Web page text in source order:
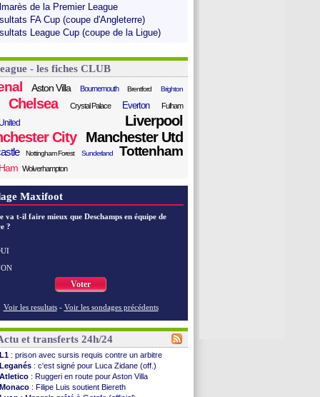
de la Premier League
FA Cup (coupe d'Angleterre)
League Cup (coupe de la Ligue)
- les fiches CLUB
Aston Villa Bournemouth Brentford Brighton
Chelsea Crystal Palace Everton Fulham
Liverpool
City
Manchester Utd
Nottingham Forest Sunderland Tottenham
Wolverhampton
Maxifoot
va t-il faire mieux que Deschamps en équipe de
?
Voter
Voir les resultats - Voir les sondages précédents
et transferts 24h/24
L1 : prison avec sursis requis contre un arbitre
Leganés : c'est signé pour Luca Zidane (off.)
Atletico : Ruggeri en route pour Aston Villa
Monaco : Filipe Luis soutient Biereth